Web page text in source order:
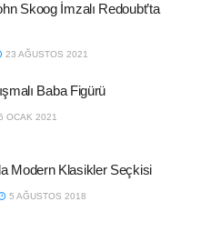
Skoog İmzalı Redoubt’ta
23 AĞUSTOS 2021
Baba Figürü
OCAK 2021
Modern Klasikler Seçkisi
5 AĞUSTOS 2018